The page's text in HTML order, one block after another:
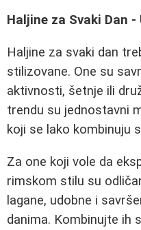
Haljine za Svaki Dan -
Haljine za svaki dan
stilizovane. One su
aktivnosti, šetnje ili
trendu su jednostavni
koji se lako kombinuju
Za one koji vole da
rimskom stilu su
lagane, udobne i
danima. Kombinujte ih